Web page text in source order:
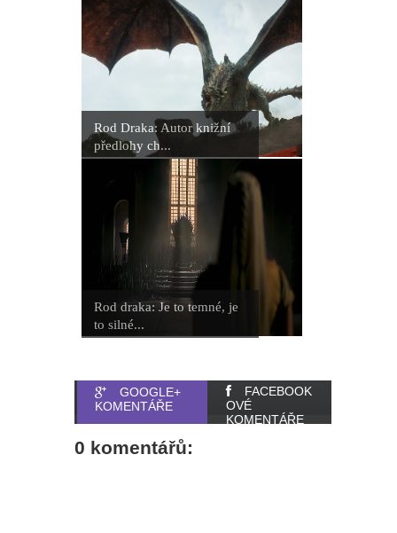
Rod Draka: Autor knižní
předlohy ch...
Rod draka: Je to temné, je
to silné...
GOOGLE+
KOMENTÁŘE
FACEBOOK
OVÉ
KOMENTÁŘE
0 komentářů: